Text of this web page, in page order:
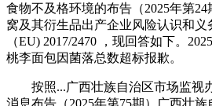
食物不及格环境的布告（2025年第
窝及其衍生品出产企业风险认识和义
（EU) 2017/2470 ，现回答如下。
桃李面包因菌落总数超标报歉。
按照...广西壮族自治区市场监视
消息布告（2025年第75期）广西壮